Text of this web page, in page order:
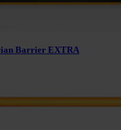
Barrier EXTRA